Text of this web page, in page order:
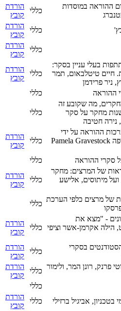
ההוראה במוסדות
כללי
הורדת
קובץ
כללי
הורדת
קובץ
כללי
הורדת
קובץ
בעלי עניין בסקר:
חיים טיטלבאום, תמר
ניר פרידמן
כללי
הורדת
קובץ
ההוראה
כללי
מה שקובע זה
סנס והאינטואיציה...20 שנות מחקר על סקר
נירה חטיבה
כללי
ההוראה על ידי
הסטודנטים? סקירת ספרות מקיפה Pamela Gravestock
כללי
הורדת
קובץ
סקרי ההוראה
כללי
של המרצים: מחקר
ועל מיתוסים, אלישע
כללי
הורדת
קובץ
של מרצים כלפי הערכת
כללי
- "מצא את
הילה אקרמן-אשר וציפי
כללי
הורדת
קובץ
בסקרי
כללי
הורדת
קובץ
פרנק, רונן המר, ולימור
כללי
הורדת
קובץ
כללי
בטכניון, אביגיל ברזילי
כללי
הורדת
קובץ